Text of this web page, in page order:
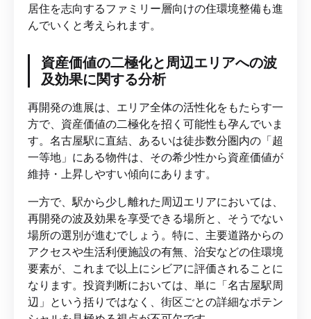
居住を志向するファミリー層向けの住環境整備も進
んでいくと考えられます。
資産価値の二極化と周辺エリアへの波
及効果に関する分析
再開発の進展は、エリア全体の活性化をもたらす一
方で、資産価値の二極化を招く可能性も孕んでいま
す。名古屋駅に直結、あるいは徒歩数分圏内の「超
一等地」にある物件は、その希少性から資産価値が
維持・上昇しやすい傾向にあります。
一方で、駅から少し離れた周辺エリアにおいては、
再開発の波及効果を享受できる場所と、そうでない
場所の選別が進むでしょう。特に、主要道路からの
アクセスや生活利便施設の有無、治安などの住環境
要素が、これまで以上にシビアに評価されることに
なります。投資判断においては、単に「名古屋駅周
辺」という括りではなく、街区ごとの詳細なポテン